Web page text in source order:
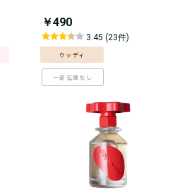
￥490
3.45 (23件)
ウッディ
一部在庫なし